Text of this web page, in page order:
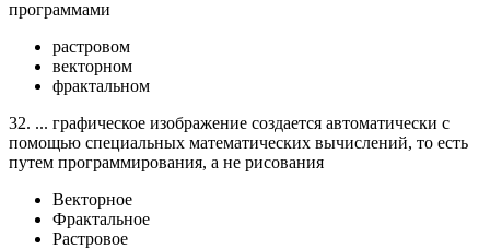
программами
растровом
векторном
фрактальном
32. ... графическое изображение создается автоматически с
помощью специальных математических вычислений, то есть
путем программирования, а не рисования
Векторное
Фрактальное
Растровое